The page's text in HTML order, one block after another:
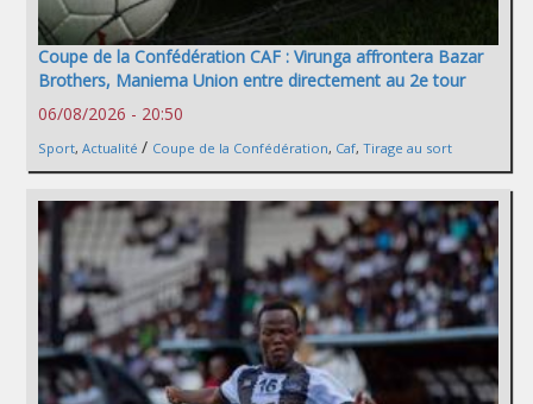
Coupe de la Confédération CAF : Virunga affrontera Bazar
Brothers, Maniema Union entre directement au 2e tour
06/08/2026 - 20:50
Sport, Actualité / Coupe de la Confédération, Caf, Tirage au sort